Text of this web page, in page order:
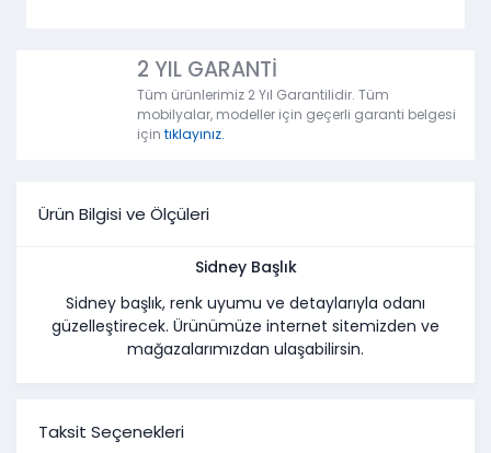
2 YIL GARANTİ
Tüm ürünlerimiz 2 Yıl Garantilidir. Tüm
mobilyalar, modeller için geçerli garanti belgesi
için tıklayınız.
Ürün Bilgisi ve Ölçüleri
Sidney Başlık
Sidney başlık, renk uyumu ve detaylarıyla odanı
güzelleştirecek. Ürünümüze internet sitemizden ve
mağazalarımızdan ulaşabilirsin.
Taksit Seçenekleri